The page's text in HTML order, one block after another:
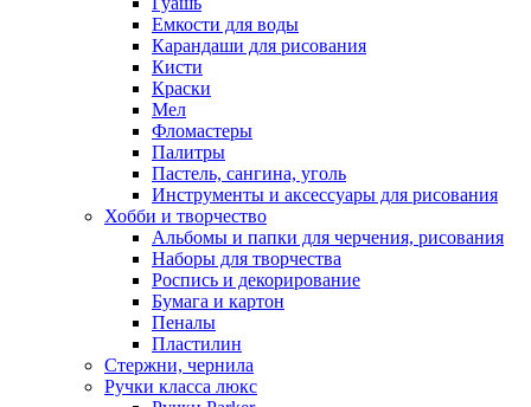
Емкости для воды
Карандаши для рисования
Кисти
Краски
Мел
Фломастеры
Палитры
Пастель, сангина, уголь
Инструменты и аксессуары для рисования
Хобби и творчество
Альбомы и папки для черчения, рисования
Наборы для творчества
Роспись и декорирование
Бумага и картон
Пеналы
Пластилин
Стержни, чернила
Ручки класса люкс